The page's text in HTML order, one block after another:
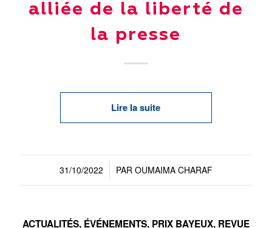
alliée de la liberté de
la presse
Lire la suite
31/10/2022
/ PAR OUMAIMA CHARAF
ACTUALITÉS, ÉVÉNEMENTS, PRIX BAYEUX, REVUE